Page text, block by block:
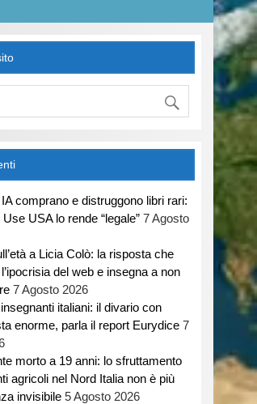
comprano e distruggono libri rari:
USA lo rende “legale” 7 Agosto
a Licia Colò: la risposta che
del web e insegna a non
7 Agosto 2026
italiani: il divario con
enorme, parla il report Eurydice 7
morto a 19 anni: lo sfruttamento
agricoli nel Nord Italia non è più
invisibile 5 Agosto 2026